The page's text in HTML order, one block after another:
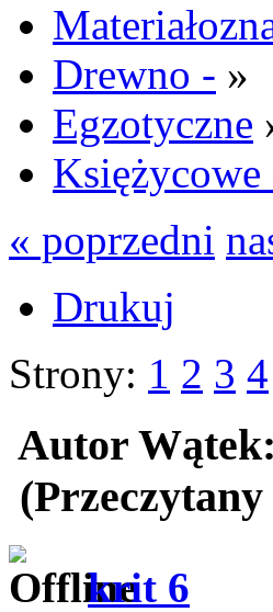
Drewno - »
Egzotyczne
« poprzedni
Drukuj
Strony: 1 2 3 4
Autor
krit 6